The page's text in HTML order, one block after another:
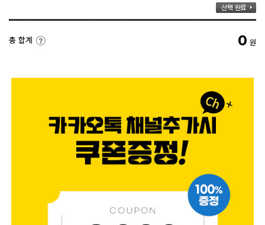
총 합계 0 원